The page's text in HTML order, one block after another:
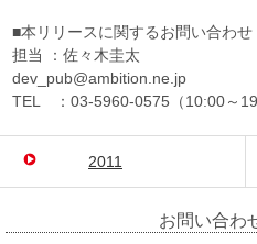
■本リリースに関するお問い合わせ
担当 ：佐々木圭太
dev_pub@ambition.ne.jp
TEL ：03-5960-0575（10:00～
2011
お問い合わ